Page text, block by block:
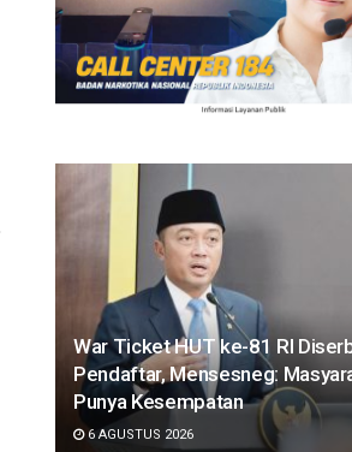
War Ticket HUT ke-81 RI
Pendaftar, Mensesneg:
Punya Kesempatan
6 AGUSTUS 2026